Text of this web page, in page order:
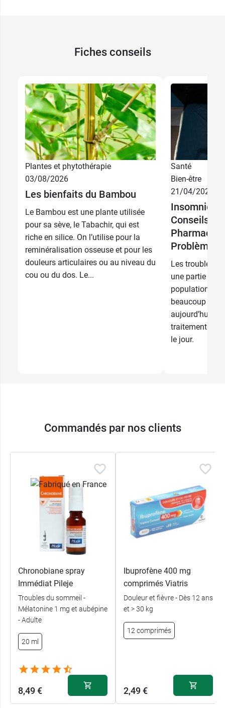
comprimés
6,99 €
comprimés
13,99 €
Fiches conseils
Plantes et phytothérapie
03/08/2026
Les bienfaits du Bambou
Le Bambou est une plante utilisée
pour sa sève, le Tabachir, qui est
riche en silice. On l’utilise pour la
reminéralisation osseuse et pour les
douleurs articulaires ou au niveau du
cou ou du dos. Le...
Santé
Bien-être
21/04/2026
Insomnie
Conseils de
Problèmes
Les troubles
une partie
population,
beaucoup
aujourd’hui
traitements et
le jour.
Commandés par nos clients
Chronobiane spray
Immédiat Pileje
Troubles du sommeil -
Mélatonine 1 mg et aubépine
- Adulte
20 ml
8,49 €
Ibuprofène 400 mg
comprimés Viatris
Douleur et fièvre - Dès 12 ans
et > 30 kg
12 comprimés
2,49 €